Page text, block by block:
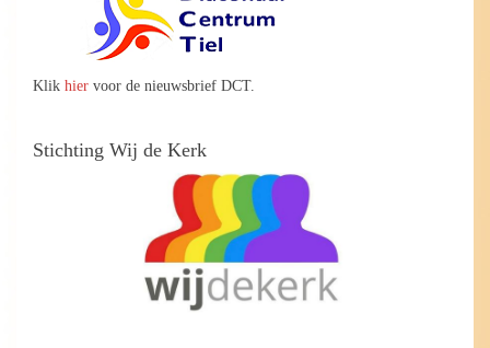
Klik hier voor de nieuwsbrief DCT.
Stichting Wij de Kerk